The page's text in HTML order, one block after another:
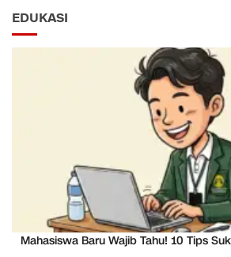
EDUKASI
Mahasiswa Baru Wajib Tahu! 10 Tips